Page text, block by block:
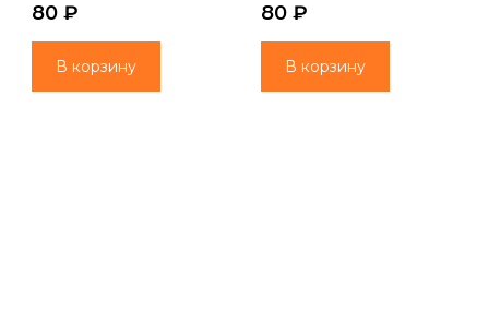
80 ₽
В корзину
80 ₽
В корзину